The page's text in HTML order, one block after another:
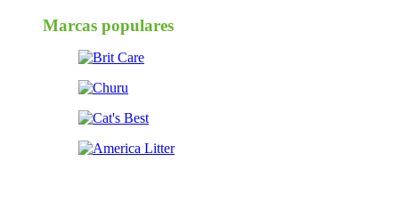
Marcas populares